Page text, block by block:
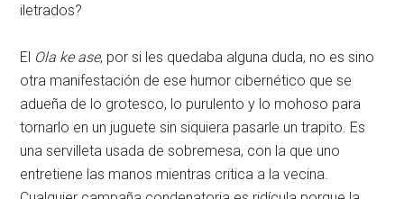
iletrados?
El Ola ke ase, por si les quedaba alguna duda, no es sino
otra manifestación de ese humor cibernético que se
adueña de lo grotesco, lo purulento y lo mohoso para
tornarlo en un juguete sin siquiera pasarle un trapito. Es
una servilleta usada de sobremesa, con la que uno
entretiene las manos mientras critica a la vecina.